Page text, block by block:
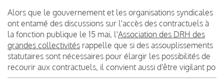
Alors que le gouvernement et les organisations syndicales
ont entamé des discussions sur l'accès des contractuels à
la fonction publique le 15 mai, l'Association des DRH des
grandes collectivités rappelle que si des assouplissements
statutaires sont nécessaires pour élargir les possibilités de
recourir aux contractuels, il convient aussi d'être vigilant po